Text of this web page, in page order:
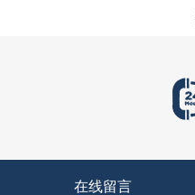
在线留言